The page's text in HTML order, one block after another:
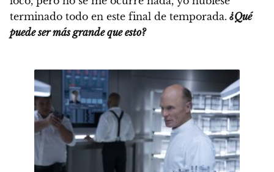
terminado todo en este final de temporada. ¿Qué
puede ser más grande que esto?